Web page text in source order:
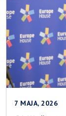
7 MAJA, 2026